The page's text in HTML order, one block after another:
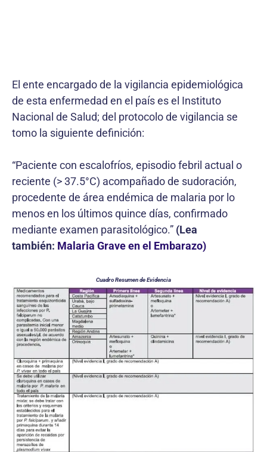
El ente encargado de la vigilancia epidemiológica
de esta enfermedad en el país es el Instituto
Nacional de Salud; del protocolo de vigilancia se
tomo la siguiente definición:
“Paciente con escalofríos, episodio febril actual o
reciente (> 37.5°C) acompañado de sudoración,
procedente de área endémica de malaria por lo
menos en los últimos quince días, confirmado
mediante examen parasitológico.” (Lea
también: Malaria Grave en el Embarazo)
Cuadro Resumen de Evidencia